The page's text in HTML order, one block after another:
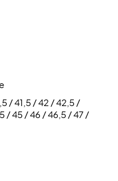
en houdt de voet
het bovenwerk die zorgt
tegen slijtage.
in de
duurzaamheid
/ 41,5 / 42 / 42,5 /
/ 45 / 46 / 46,5 / 47 /